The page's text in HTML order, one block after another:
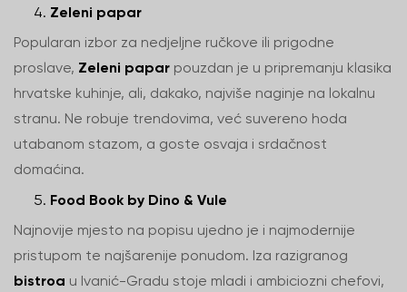
Zeleni papar
Popularan izbor za nedjeljne ručkove ili prigodne
proslave, Zeleni papar pouzdan je u pripremanju klasika
hrvatske kuhinje, ali, dakako, najviše naginje na lokalnu
stranu. Ne robuje trendovima, već suvereno hoda
utabanom stazom, a goste osvaja i srdačnost
domaćina.
Food Book by Dino & Vule
Najnovije mjesto na popisu ujedno je i najmodernije
pristupom te najšarenije ponudom. Iza razigranog
bistroa u Ivanić-Gradu stoje mladi i ambiciozni chefovi,